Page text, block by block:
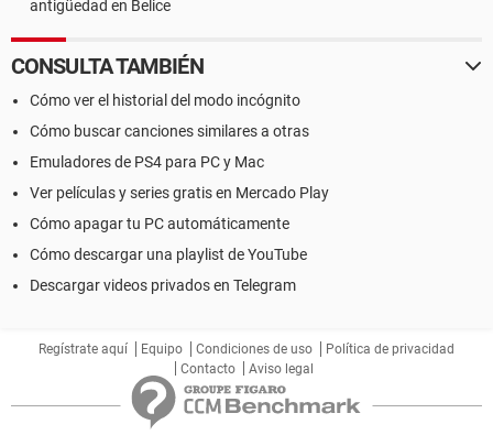
antigüedad en Belice
CONSULTA TAMBIÉN
Cómo ver el historial del modo incógnito
Cómo buscar canciones similares a otras
Emuladores de PS4 para PC y Mac
Ver películas y series gratis en Mercado Play
Cómo apagar tu PC automáticamente
Cómo descargar una playlist de YouTube
Descargar videos privados en Telegram
Regístrate aquí Equipo Condiciones de uso
Política de privacidad
Contacto
Aviso legal